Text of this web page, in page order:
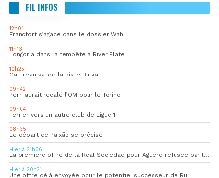
FIL INFOS
12h04
Francfort s’agace dans le dossier Wahi
11h13
Longoria dans la tempête à River Plate
10h25
Gautreau valide la piste Bulka
09h42
Perri aurait recalé l’OM pour le Torino
09h04
Terrier vers un autre club de Ligue 1
08h35
Le départ de Paixão se précise
Hier à 21h06
La première offre de la Real Sociedad pour Aguerd refusée par l’OM
Hier à 20h21
Une offre déjà envoyée pour le potentiel successeur de Rulli